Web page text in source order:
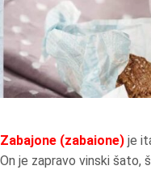
Zabajone (zabaione) je
On je zapravo vinski šato,